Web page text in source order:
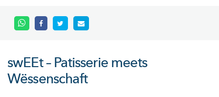
swEEt – Patisserie meets
Wëssenschaft